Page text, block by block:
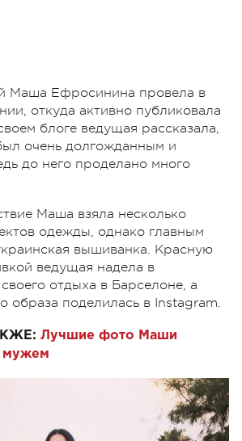
Маша Ефросинина провела в
откуда активно публиковала
блоге ведущая рассказала,
очень долгожданным и
до него проделано много
Маша взяла несколько
одежды, однако главным
вышиванка. Красную
ведущая надела в
отдыха в Барселоне, а
образа поделилась в Instagram.
Лучшие фото Маши
мужем